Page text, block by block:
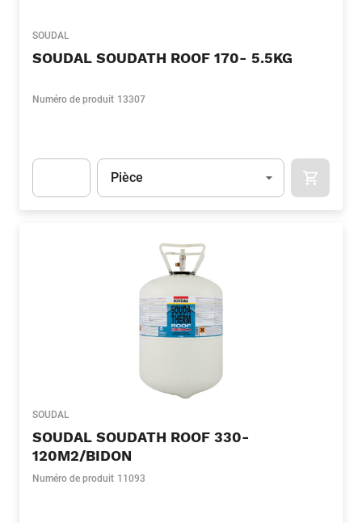
SOUDAL
SOUDAL SOUDATH ROOF 170- 5.5KG
Numéro de produit 13307
Unité
Pièce
SOUDAL
SOUDAL SOUDATH ROOF 330-
120M2/BIDON
Numéro de produit 11093